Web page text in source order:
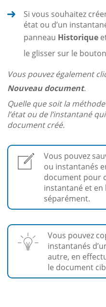
Si vous souhaitez
état ou d’un
panneau Historique
le glisser sur le bouton
Vous pouvez également
Nouveau document.
Quelle que soit la
l’état ou de l’instantané
document créé.
Vous pouvez
ou instantanés
document pour
instantané et
séparément.
Vous pouvez
instantanés
autre, en
le document